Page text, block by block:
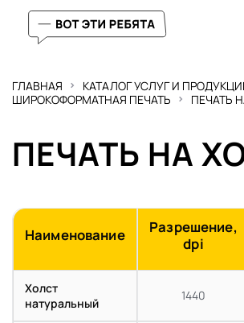
ГЛАВНАЯ
КАТАЛОГ УСЛУГ И
ШИРОКОФОРМАТНАЯ ПЕЧАТЬ
ПЕЧАТЬ
ПЕЧАТЬ НА
Наименование
Разрешение,
dpi
Холст
натуральный
1440